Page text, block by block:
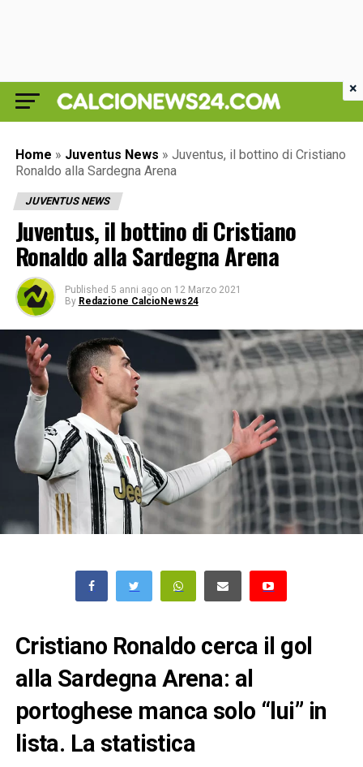
Home » Juventus News » Juventus, il bottino di Cristiano
Ronaldo alla Sardegna Arena
JUVENTUS NEWS
Juventus, il bottino di Cristiano
Ronaldo alla Sardegna Arena
Published 5 anni ago on 12 Marzo 2021
By Redazione CalcioNews24
Cristiano Ronaldo cerca il gol
alla Sardegna Arena: al
portoghese manca solo “lui” in
lista. La statistica
×